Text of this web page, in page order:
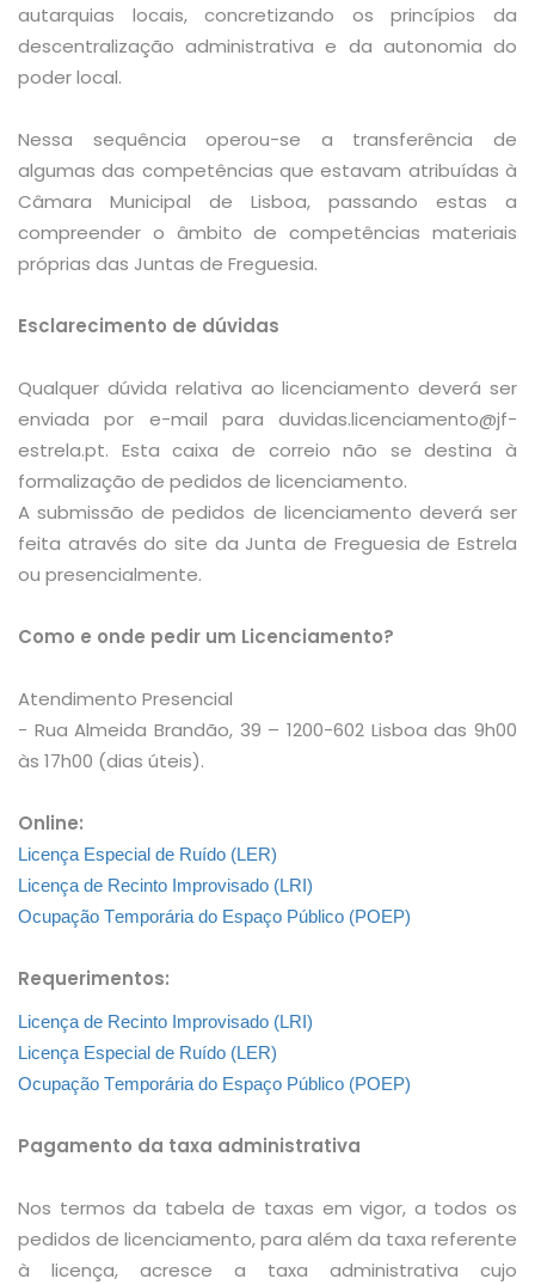
autarquias locais, concretizando os princípios da
descentralização administrativa e da autonomia do
poder local.
Nessa sequência operou-se a transferência de
algumas das competências que estavam atribuídas à
Câmara Municipal de Lisboa, passando estas a
compreender o âmbito de competências materiais
próprias das Juntas de Freguesia.
Esclarecimento de dúvidas
Qualquer dúvida relativa ao licenciamento deverá ser
enviada por e-mail para duvidas.licenciamento@jf-
estrela.pt. Esta caixa de correio não se destina à
formalização de pedidos de licenciamento.
A submissão de pedidos de licenciamento deverá ser
feita através do site da Junta de Freguesia de Estrela
ou presencialmente.
Como e onde pedir um Licenciamento?
Atendimento Presencial
- Rua Almeida Brandão, 39 – 1200-602 Lisboa das 9h00
às 17h00 (dias úteis).
Online:
Licença Especial de Ruído (LER)
Licença de Recinto Improvisado (LRI)
Ocupação Temporária do Espaço Público (POEP)
Requerimentos:
Licença de Recinto Improvisado (LRI)
Licença Especial de Ruído (LER)
Ocupação Temporária do Espaço Público (POEP)
Pagamento da taxa administrativa
Nos termos da tabela de taxas em vigor, a todos os
pedidos de licenciamento, para além da taxa referente
à licença, acresce a taxa administrativa cujo